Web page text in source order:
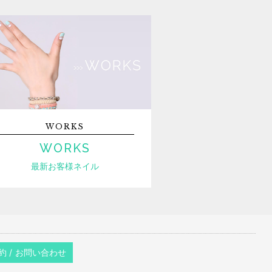
WORKS
WORKS
最新お客様ネイル
/ お問い合わせ